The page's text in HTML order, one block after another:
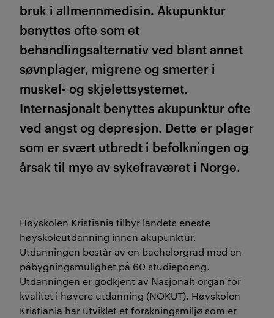
bruk i allmennmedisin. Akupunktur
benyttes ofte som et
behandlingsalternativ ved blant annet
søvnplager, migrene og smerter i
muskel- og skjelettsystemet.
Internasjonalt benyttes akupunktur ofte
ved angst og depresjon. Dette er plager
som er svært utbredt i befolkningen og
årsak til mye av sykefraværet i Norge.
Høyskolen Kristiania tilbyr landets eneste
høyskoleutdanning innen akupunktur.
Utdanningen består av en bachelorgrad med en
påbygningsmulighet på 60 studiepoeng.
Utdanningen er godkjent av Nasjonalt organ for
kvalitet i høyere utdanning (NOKUT). Høyskolen
Kristiania har utviklet et forskningsmiljø som er